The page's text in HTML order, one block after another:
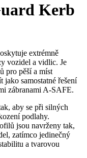
Kerb
extrémně
vozidel a vidlic. Je
pro pěší a míst
samostatné řešení
zábranami A-SAFE.
aby se při silných
podlahy.
jsou navrženy tak,
zatímco jedinečný
a tvarovou